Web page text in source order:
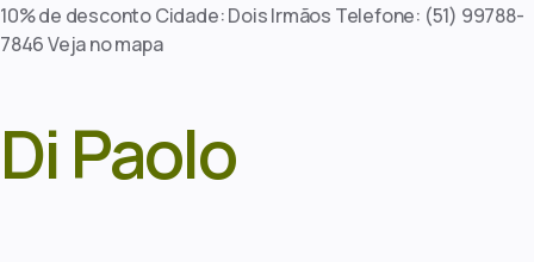
10% de desconto Cidade: Dois Irmãos Telefone: (51) 99788-
7846 Veja no mapa
Di Paolo